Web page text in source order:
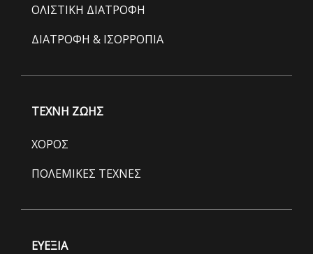
ΟΛΙΣΤΙΚΗ ΔΙΑΤΡΟΦΗ
ΔΙΑΤΡΟΦΗ & ΙΣΟΡΡΟΠΙΑ
ΤΕΧΝΗ ΖΩΗΣ
ΧΟΡΟΣ
ΠΟΛΕΜΙΚΕΣ ΤΕΧΝΕΣ
ΕΥΕΞΙΑ